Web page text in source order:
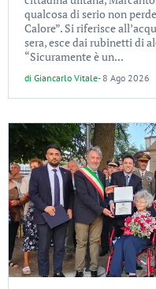
qualcosa di serio non
Calore”. Si riferisce
sera, esce dai rubinetti di
“Sicuramente è un...
di Giancarlo Vitale- 8 Ago 2026